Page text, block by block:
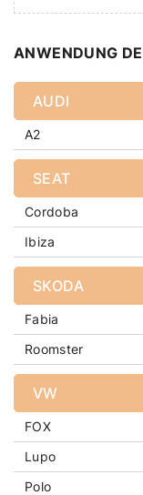
ANWENDUNG
AUDI
A2
SEAT
Cordoba
Ibiza
SKODA
Fabia
Roomster
VW
FOX
Lupo
Polo